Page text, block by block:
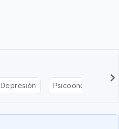
Depresión Psicooncología